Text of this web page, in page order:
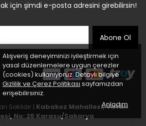
Alışveriş deneyiminizi iyileştirmek için
yasal düzenlemelere uygun çerezler
(cookies) kullanıyoruz. Detaylı bilgiye
Gizlilik ve Çerez Politikası sayfamızdan
erişebilirsiniz.
Anladım
için şimdi e-posta adresini girebilirsin!
Abone Ol
Saklıdır | Kabakoz Mahallesi, Vatan
No: 25 Karasu/Sakarya